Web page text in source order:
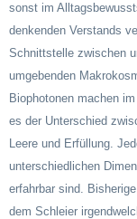
sonst im
denkenden Verstands
Schnittstelle zwischen
umgebenden
Biophotonen machen
es der Unterschied
Leere und Erfüllung.
unterschiedlichen
erfahrbar sind.
dem Schleier